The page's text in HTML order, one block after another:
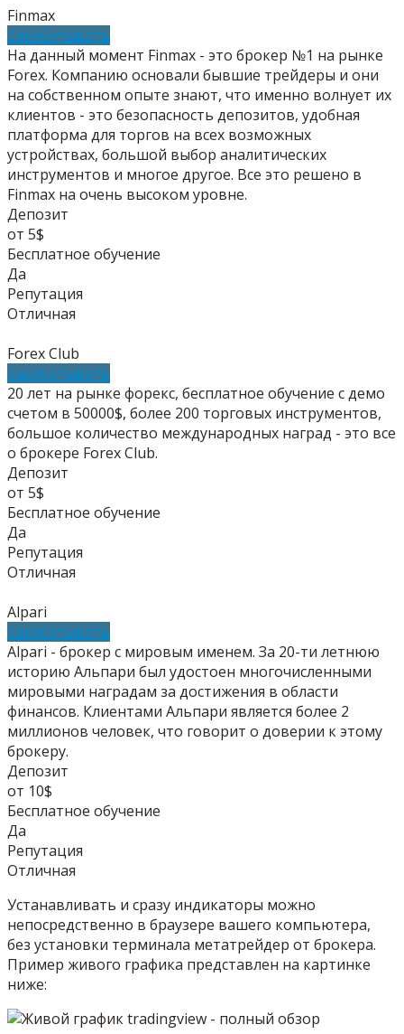
Finmax
Зарабатывать
На данный момент Finmax - это брокер №1 на рынке
Forex. Компанию основали бывшие трейдеры и они
на собственном опыте знают, что именно волнует их
клиентов - это безопасность депозитов, удобная
платформа для торгов на всех возможных
устройствах, большой выбор аналитических
инструментов и многое другое. Все это решено в
Finmax на очень высоком уровне.
Депозит
от 5$
Бесплатное обучение
Да
Репутация
Отличная
Forex Club
Зарабатывать
20 лет на рынке форекс, бесплатное обучение с демо
счетом в 50000$, более 200 торговых инструментов,
большое количество международных наград - это все
о брокере Forex Club.
Депозит
от 5$
Бесплатное обучение
Да
Репутация
Отличная
Alpari
Зарабатывать
Alpari - брокер с мировым именем. За 20-ти летнюю
историю Альпари был удостоен многочисленными
мировыми наградам за достижения в области
финансов. Клиентами Альпари является более 2
миллионов человек, что говорит о доверии к этому
брокеру.
Депозит
от 10$
Бесплатное обучение
Да
Репутация
Отличная
Устанавливать и сразу индикаторы можно
непосредственно в браузере вашего компьютера,
без установки терминала метатрейдер от брокера.
Пример живого графика представлен на картинке
ниже: